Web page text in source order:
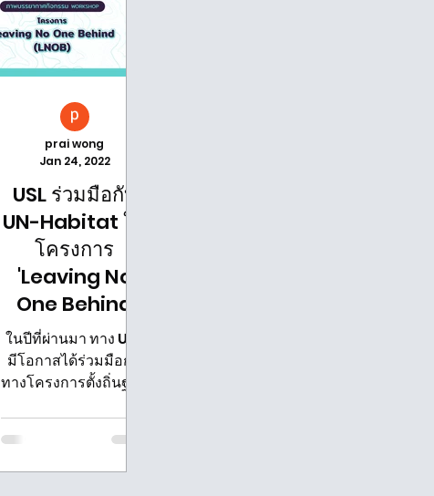
USL ร่วมมือกับ
UN-Habitat ใน
โครงการ
'Leaving No
One Behind
(LNOB)'
ในปีที่ผ่านมา ทาง USL
มีโอกาสได้ร่วมมือกับ
ทางโครงการตั้งถิ่นฐาน
สหประชาชาติ (UN-
Habitat) ในการบู
รณาการโครงการ
prai wong
Jan 24, 2022